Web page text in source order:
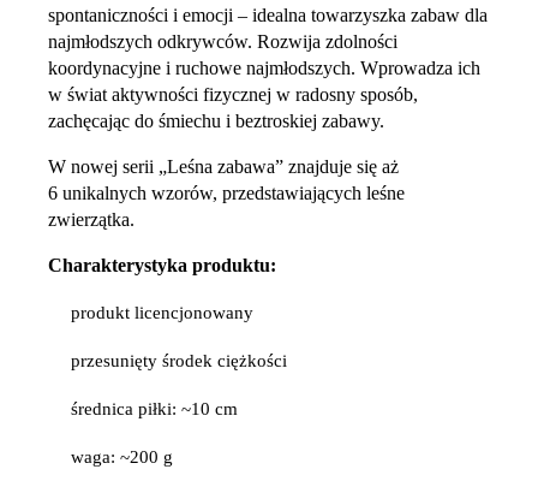
spontaniczności i emocji – idealna towarzyszka zabaw dla
najmłodszych odkrywców. Rozwija zdolności
koordynacyjne i ruchowe najmłodszych. Wprowadza ich
w świat aktywności fizycznej w radosny sposób,
zachęcając do śmiechu i beztroskiej zabawy.
W nowej serii „Leśna zabawa” znajduje się aż
6 unikalnych wzorów, przedstawiających leśne
zwierzątka.
Charakterystyka produktu:
produkt licencjonowany
przesunięty środek ciężkości
średnica piłki: ~10 cm
waga: ~200 g